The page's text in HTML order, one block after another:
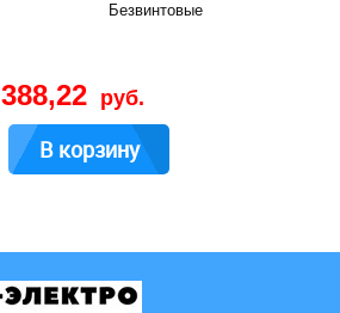
Безвинтовые
388,22 руб.
В корзину